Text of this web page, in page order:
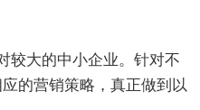
大的中小企业。针对不
的营销策略，真正做到以